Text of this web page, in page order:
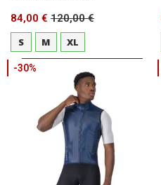
84,00 € 120,00 €
S
M XL
-30%